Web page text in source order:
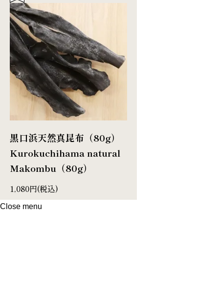
黒口浜天然真昆布（80g）
Kurokuchihama natural
Makombu（80g）
1,080円(税込)
Close menu